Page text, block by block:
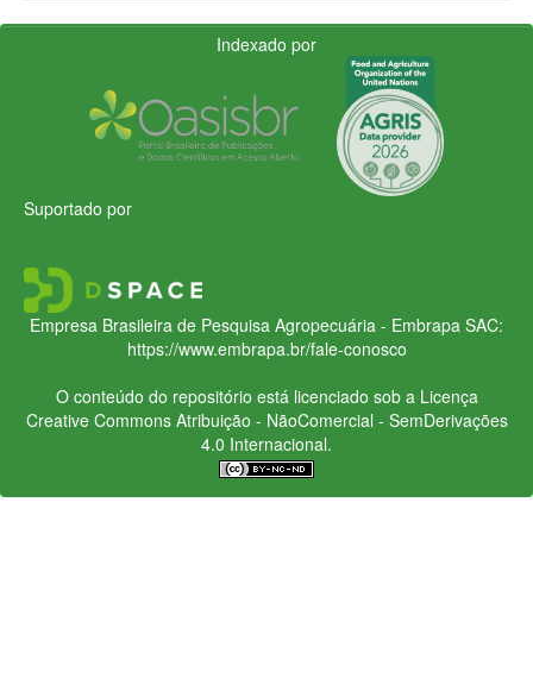
Indexado por
Suportado por
Empresa Brasileira de Pesquisa Agropecuária - Embrapa SAC:
https://www.embrapa.br/fale-conosco
O conteúdo do repositório está licenciado sob a Licença
Creative CommonsAtribuição - NãoComercial - SemDerivações
4.0 Internacional.